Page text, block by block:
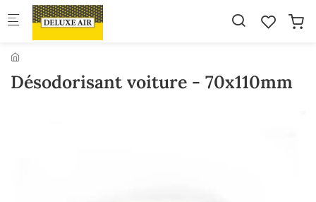
Skip to main content
Désodorisant voiture - 70x110mm